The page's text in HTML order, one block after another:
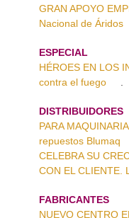
GRAN APOYO
Nacional de Áridos
ESPECIAL
HÉROES EN LOS
contra el fuego
DISTRIBUIDORES
PARA
repuestos Blumaq
CELEBRA SU
CON EL CLIENTE.
FABRICANTES
NUEVO CENTRO